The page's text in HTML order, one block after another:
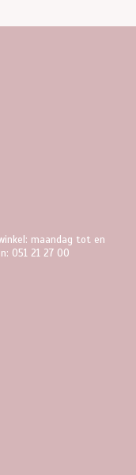
maandag tot en
051 21 27 00